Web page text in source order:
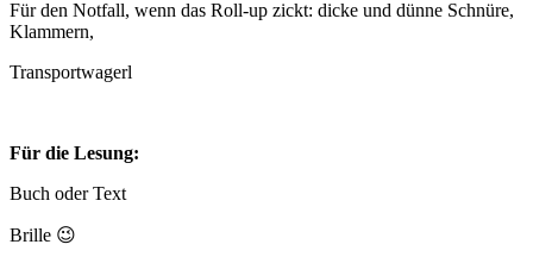
Für den Notfall, wenn das Roll-up zickt: dicke und dünne Schnüre,
Klammern,
Transportwagerl
Für die Lesung:
Buch oder Text
Brille 😉